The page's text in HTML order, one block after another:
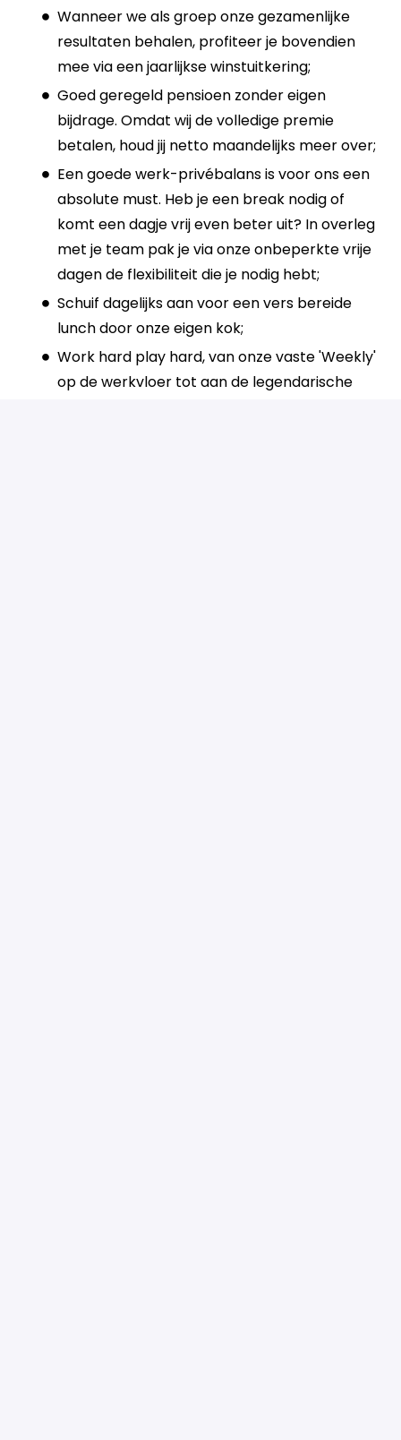
Wanneer we als groep onze gezamenlijke
resultaten behalen, profiteer je bovendien
mee via een jaarlijkse winstuitkering;
Goed geregeld pensioen zonder eigen
bijdrage. Omdat wij de volledige premie
betalen, houd jij netto maandelijks meer over;
Een goede werk-privébalans is voor ons een
absolute must. Heb je een break nodig of
komt een dagje vrij even beter uit? In overleg
met je team pak je via onze onbeperkte vrije
dagen de flexibiliteit die je nodig hebt;
Schuif dagelijks aan voor een vers bereide
lunch door onze eigen kok;
Work hard play hard, van onze vaste 'Weekly'
op de werkvloer tot aan de legendarische